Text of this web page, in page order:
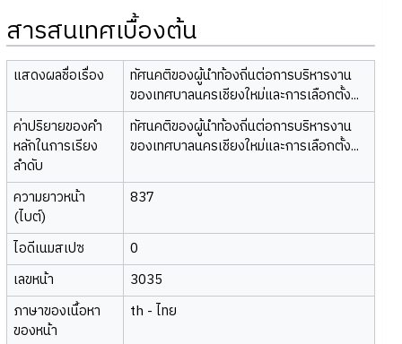
สารสนเทศเบื้องต้น
แสดงผลชื่อเรื่อง
ทัศนคติของผู้นำท้องถิ่นต่อการบริหารงาน
ของเทศบาลนครเชียงใหม่และการเลือกตั้ง...
ค่าปริยายของคำ
หลักในการเรียง
ลำดับ
ทัศนคติของผู้นำท้องถิ่นต่อการบริหารงาน
ของเทศบาลนครเชียงใหม่และการเลือกตั้ง...
ความยาวหน้า
(ไบต์)
837
ไอดีเนมสเปซ
0
เลขหน้า
3035
ภาษาของเนื้อหา
ของหน้า
th - ไทย